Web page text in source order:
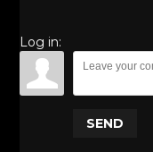
Log in:
SEND